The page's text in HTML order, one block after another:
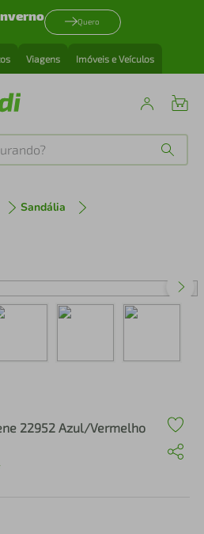
Quero
Viagens Imóveis e Veículos
Sandália
22952 Azul/Vermelho